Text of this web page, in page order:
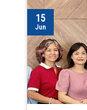
15
Jun